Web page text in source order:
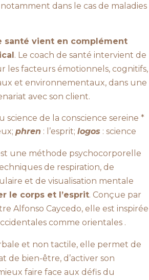
dans le cas de maladies
santé vient en complément
. Le coach de santé intervient de
les facteurs émotionnels, cognitifs,
et environnementaux, dans une
avec son client.
science de la conscience sereine *
phren : l’esprit; logos : science
une méthode psychocorporelle
de respiration, de
et de visualisation mentale
le corps et l’esprit. Conçue par
Alfonso Caycedo, elle est inspirée
comme orientales .
et non tactile, elle permet de
de bien-être, d’activer son
faire face aux défis du